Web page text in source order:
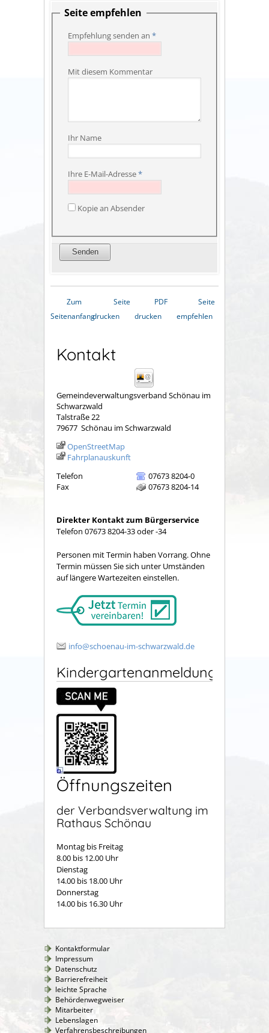
Seite empfehlen
Empfehlung senden an *
Mit diesem Kommentar
Ihr Name
Ihre E-Mail-Adresse*
Kopie an Absender
Zum
Seitenanfang
Seite
drucken
PDF
drucken
Seite
empfehlen
Kontakt
Gemeindeverwaltungsverband Schönau im
Schwarzwald
Talstraße 22
79677 Schönau im Schwarzwald
OpenStreetMap
Fahrplanauskunft
Telefon
07673 8204-0
Fax
07673 8204-14
Direkter Kontakt zum Bürgerservice
Telefon 07673 8204-33 oder -34
Personen mit Termin haben Vorrang. Ohne
Termin müssen Sie sich unter Umständen
auf längere Wartezeiten einstellen.
info@schoenau-im-schwarzwald.de
Kindergartenanmeldung
Öffnungszeiten
der Verbandsverwaltung im
Rathaus Schönau
Montag bis Freitag
8.00 bis 12.00 Uhr
Dienstag
14.00 bis 18.00 Uhr
Donnerstag
14.00 bis 16.30 Uhr
Kontaktformular
Impressum
Datenschutz
Barrierefreiheit
leichte Sprache
Behördenwegweiser
Mitarbeiter
Lebenslagen
Verfahrensbeschreibungen